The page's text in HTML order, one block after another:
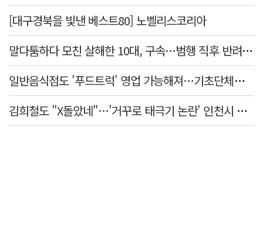
[대구경북을 빛낸 베스트80] 노벨리스코리아
말다툼하다 모친 살해한 10대, 구속…범행 직후 반려견도 죽여
일반음식점도 '푸드트럭' 영업 가능해져…기초단체별 조례 개정 움직임
김희철도 "X돌았네"…'거꾸로 태극기 논란' 인천시 현수막, 이틀 만에 철거